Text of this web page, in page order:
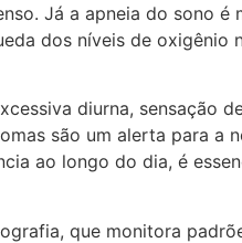
Já a apneia do sono
dos níveis de
diurna, sensação
são um alerta para a
ao longo do dia, é
que monitora